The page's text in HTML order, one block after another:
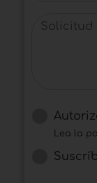
Solicitud
Lea la